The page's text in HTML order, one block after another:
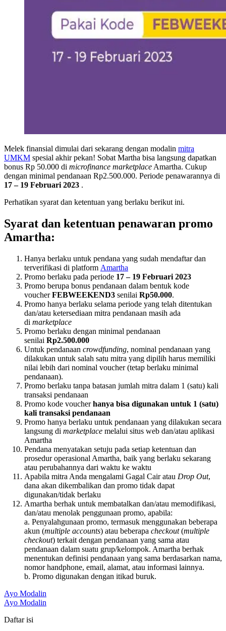
Melek finansial dimulai dari sekarang dengan modalin mitra
UMKM spesial akhir pekan! Sobat Martha bisa langsung dapatkan
bonus Rp 50.000 di microfinance marketplaceAmartha. Cukup
dengan minimal pendanaan Rp2.500.000. Periode penawarannya di
17 – 19 Februari 2023 .
Perhatikan syarat dan ketentuan yang berlaku berikut ini.
Syarat dan ketentuan penawaran promo
Amartha:
Hanya berlaku untuk pendana yang sudah mendaftar dan
terverifikasi di platform Amartha
Promo berlaku pada periode 17 – 19 Februari 2023
Promo berupa bonus pendanaan dalam bentuk kode
voucherFEBWEEKEND3 senilai Rp50.000.
Promo hanya berlaku selama periode yang telah ditentukan
dan/atau ketersediaan mitra pendanaan masih ada
di marketplace
Promo berlaku dengan minimal pendanaan
senilai Rp2.500.000
Untuk pendanaan crowdfunding, nominal pendanaan yang
dilakukan untuk salah satu mitra yang dipilih harus memiliki
nilai lebih dari nominal voucher (tetap berlaku minimal
pendanaan).
Promo berlaku tanpa batasan jumlah mitra dalam 1 (satu) kali
transaksi pendanaan
Promo kode voucherhanya bisa digunakan untuk 1 (satu)
kali transaksi pendanaan
Promo hanya berlaku untuk pendanaan yang dilakukan secara
langsung di marketplace melalui situs web dan/atau aplikasi
Amartha
Pendana menyatakan setuju pada setiap ketentuan dan
prosedur operasional Amartha, baik yang berlaku sekarang
atau perubahannya dari waktu ke waktu
Apabila mitra Anda mengalami Gagal Cair atau Drop Out,
dana akan dikembalikan dan promo tidak dapat
digunakan/tidak berlaku
Amartha berhak untuk membatalkan dan/atau memodifikasi,
dan/atau menolak penggunaan promo, apabila:
a. Penyalahgunaan promo, termasuk menggunakan beberapa
akun (multiple accounts) atau beberapa checkout(multiple
checkout) terkait dengan pendanaan yang sama atau
pendanaan dalam suatu grup/kelompok. Amartha berhak
menentukan definisi pendanaan yang sama berdasarkan nama,
nomor handphone, email, alamat, atau informasi lainnya.
b. Promo digunakan dengan itikad buruk.
Ayo Modalin
Ayo Modalin
Daftar isi